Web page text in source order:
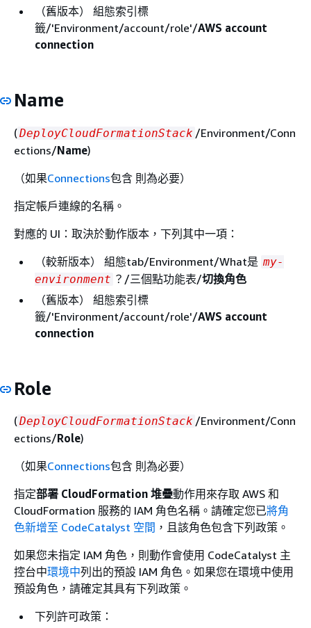
（舊版本） 組態索引標
籤/'Environment/account/role'/AWS account
connection
Name
(DeployCloudFormationStack /Environment/Conn
ections/Name)
（如果Connections包含 則為必要）
指定帳戶連線的名稱。
對應的 UI：取決於動作版本，下列其中一項：
（較新版本） 組態tab/Environment/What是 my-
environment ？/三個點功能表/切換角色
（舊版本） 組態索引標
籤/'Environment/account/role'/AWS account
connection
Role
(DeployCloudFormationStack /Environment/Conn
ections/Role)
（如果Connections包含 則為必要）
指定部署 CloudFormation 堆疊動作用來存取 AWS 和
CloudFormation 服務的 IAM 角色名稱。請確定您已將角
色新增至 CodeCatalyst 空間 ，且該角色包含下列政策。
如果您未指定 IAM 角色，則動作會使用 CodeCatalyst 主
控台中環境中列出的預設 IAM 角色。如果您在環境中使用
預設角色，請確定其具有下列政策。
下列許可政策：